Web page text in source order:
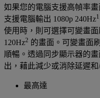
如果您的電腦支援高幀率
支援電腦輸出 1080p 240Hz1
使用時，則可選擇可變畫
120Hz2 的畫面。可變畫面
順暢。透過同步顯示器的
出，藉此減少或消除延遲
最高達